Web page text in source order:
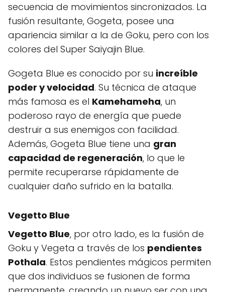
secuencia de movimientos sincronizados. La
fusión resultante, Gogeta, posee una
apariencia similar a la de Goku, pero con los
colores del Super Saiyajin Blue.
Gogeta Blue es conocido por su increíble
poder y velocidad. Su técnica de ataque
más famosa es el Kamehameha, un
poderoso rayo de energía que puede
destruir a sus enemigos con facilidad.
Además, Gogeta Blue tiene una gran
capacidad de regeneración, lo que le
permite recuperarse rápidamente de
cualquier daño sufrido en la batalla.
Vegetto Blue
Vegetto Blue, por otro lado, es la fusión de
Goku y Vegeta a través de los pendientes
Pothala. Estos pendientes mágicos permiten
que dos individuos se fusionen de forma